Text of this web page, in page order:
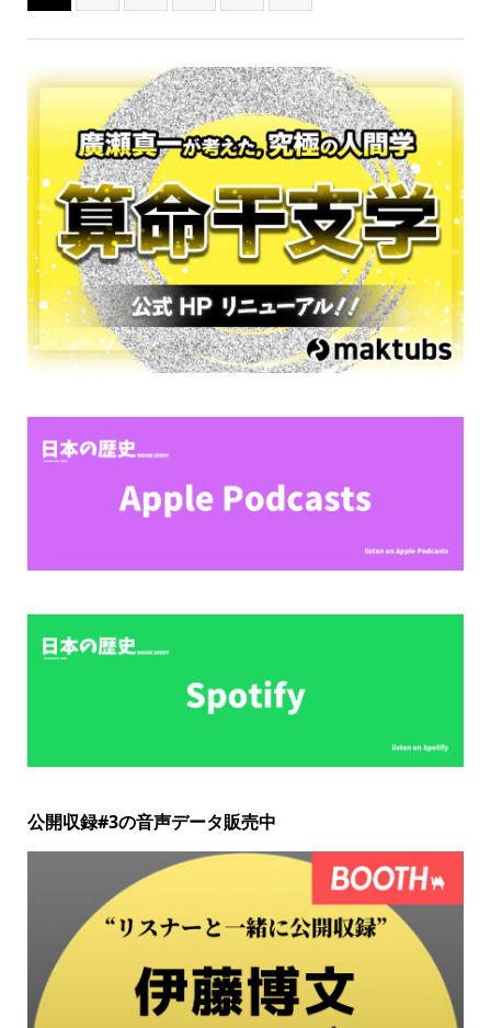
公開収録#3の音声データ販売中